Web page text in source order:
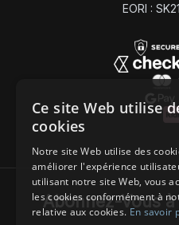
EORI :
Abonnez-Vous
Ce site Web utilise
cookies
Notre site Web utilise des
améliorer l'expérience
utilisant notre site Web, vous
les cookies conformément à
relative aux cookies.En savoir